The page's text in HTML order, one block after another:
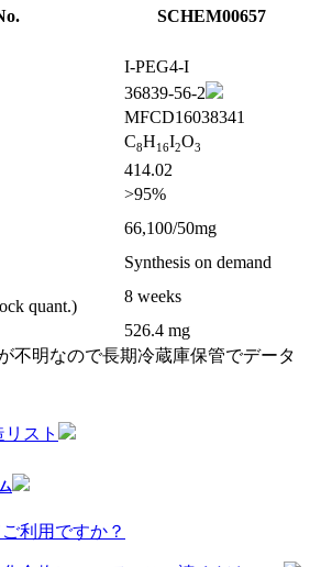
SCHEM00657
I-PEG4-I
36839-56-2
MFCD16038341
C8H16I2O3
414.02
>95%
66,100/50mg
Synthesis on demand
quant.)
8 weeks
526.4 mg
不明なので長期冷蔵庫保管でデータ
スト
利用ですか？